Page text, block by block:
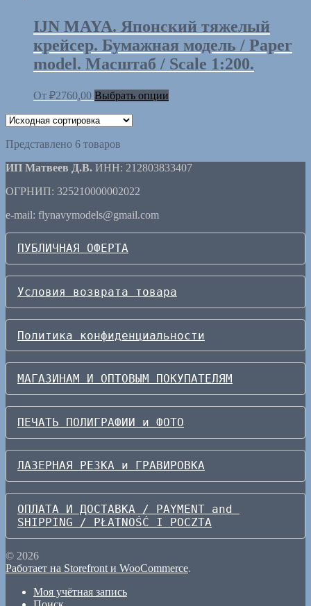
IJN MAYA. Японский тяжелый
крейсер. Бумажная модель / Paper
model. Масштаб / Scale 1:200.
От ₽2760,00 Выбрать опции
Представлено 6 товаров
ИП Матвеев Д.В. ИНН: 212803833407
ОГРНИП: 325210000002022
e-mail: flynavymodels@gmail.com
ПУБЛИЧНАЯ ОФЕРТА
Условия возврата товара
Политика конфиденциальности
МАГАЗИНАМ И ОПТОВЫМ ПОКУПАТЕЛЯМ
ПЕЧАТЬ ПОЛИГРАФИИ и ФОТО
ЛАЗЕРНАЯ РЕЗКА и ГРАВИРОВКА
ОПЛАТА И ДОСТАВКА / PAYMENT and
SHIPPING / PŁATNOŚĆ I POCZTA
© 2026
Работает на Storefront и WooCommerce.
Моя учётная запись